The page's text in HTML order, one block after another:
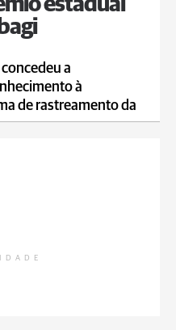
estadual
a
à
de rastreamento da